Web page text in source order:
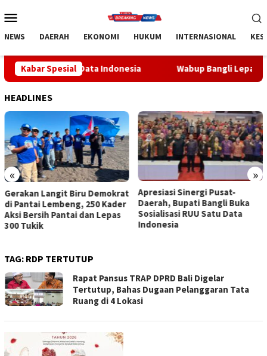
ke
Mobile
NEWS DAERAH EKONOMI HUKUM INTERNASIONAL
Kabar Spesial
Data Indonesia Wabup Bangli Lepas Jalan Santai,
HEADLINES
« »
Apresiasi Sinergi Pusat-
Daerah, Bupati Bangli Buka
Sosialisasi RUU Satu Data
Indonesia
Wabup Bangli Lepas Jalan
Santai, Awali Rangkaian
Peringatan HUT ke-81
Kemerdekaan RI
TAG: RDP TERTUTUP
Rapat Pansus TRAP DPRD Bali Digelar
Tertutup, Bahas Dugaan Pelanggaran Tata
Ruang di 4 Lokasi